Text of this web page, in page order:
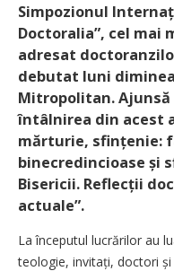
Simpozionul
Doctoralia”, cel mai
adresat
debutat luni
Mitropolitan. Ajunsă
întâlnirea din acest
mărturie, sfințenie:
binecredincioase și
Bisericii. Reflecții
actuale”.
La începutul lucrărilor au
teologie, invitați, doctori